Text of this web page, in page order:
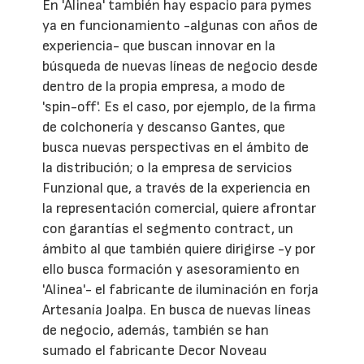
En 'Alinea' también hay espacio para pymes
ya en funcionamiento -algunas con años de
experiencia- que buscan innovar en la
búsqueda de nuevas líneas de negocio desde
dentro de la propia empresa, a modo de
'spin-off'. Es el caso, por ejemplo, de la firma
de colchonería y descanso Gantes, que
busca nuevas perspectivas en el ámbito de
la distribución; o la empresa de servicios
Funzional que, a través de la experiencia en
la representación comercial, quiere afrontar
con garantías el segmento contract, un
ámbito al que también quiere dirigirse -y por
ello busca formación y asesoramiento en
'Alinea'- el fabricante de iluminación en forja
Artesanía Joalpa. En busca de nuevas líneas
de negocio, además, también se han
sumado el fabricante Decor Noveau